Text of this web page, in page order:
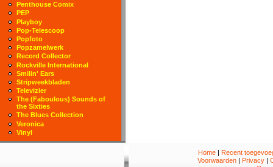
Penthouse Comix
PEP
Playboy
Pop-Telescoop
Popfoto
Popzamelwerk
Record Collector
Rockville International
Smilin' Ears
Stripweekbladen
Televizier
The (Faboulous) Sounds of
the Sixties
The Blues Collection
Veronica
Vinyl
Home| Recent
Voorwaarden | Privacy |